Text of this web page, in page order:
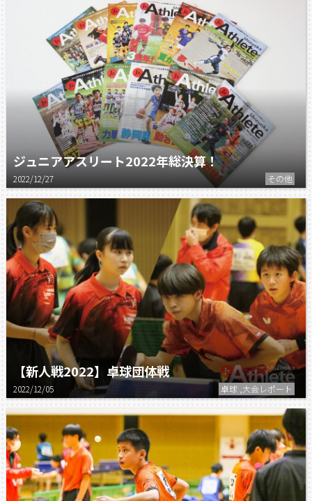
ジュニアアスリート2022年総決算！
2022/12/27 その他
【新人戦2022】卓球団体戦
2022/12/05 卓球 ,大会レポート